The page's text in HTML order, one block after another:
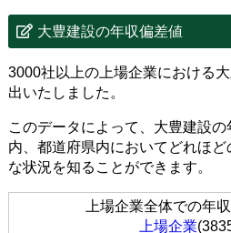
大豊建設の年収偏差値
3000社以上の上場企業における
出いたしました。
このデータによって、大豊建設
内、都道府県内においてどれほ
な状況を知ることができます。
上場企業全体での年
上場企業